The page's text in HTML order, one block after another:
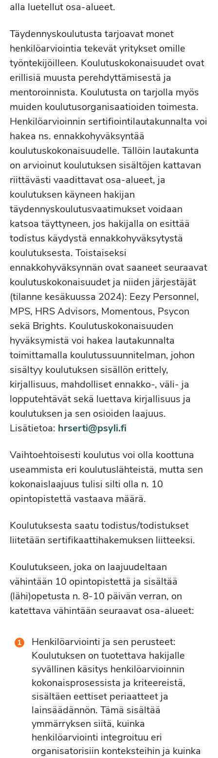
alla luetellut osa-alueet.
Täydennyskoulutusta tarjoavat monet
henkilöarviointia tekevät yritykset omille
työntekijöilleen. Koulutuskokonaisuudet ovat
erillisiä muusta perehdyttämisestä ja
mentoroinnista. Koulutusta on tarjolla myös
muiden koulutusorganisaatioiden toimesta.
Henkilöarvioinnin sertifiointilautakunnalta voi
hakea ns. ennakkohyväksyntää
koulutuskokonaisuudelle. Tällöin lautakunta
on arvioinut koulutuksen sisältöjen kattavan
riittävästi vaadittavat osa-alueet, ja
koulutuksen käyneen hakijan
täydennyskoulutusvaatimukset voidaan
katsoa täyttyneen, jos hakijalla on esittää
todistus käydystä ennakkohyväksytystä
koulutuksesta. Toistaiseksi
ennakkohyväksynnän ovat saaneet seuraavat
koulutuskokonaisuudet ja niiden järjestäjät
(tilanne kesäkuussa 2024): Eezy Personnel,
MPS, HRS Advisors, Momentous, Psycon
sekä Brights. Koulutuskokonaisuuden
hyväksymistä voi hakea lautakunnalta
toimittamalla koulutussuunnitelman, johon
sisältyy koulutuksen sisällön erittely,
kirjallisuus, mahdolliset ennakko-, väli- ja
lopputehtävät sekä luettava kirjallisuus ja
koulutuksen ja sen osioiden laajuus.
Lisätietoa: hrserti@psyli.fi
Vaihtoehtoisesti koulutus voi olla koottuna
useammista eri koulutuslähteistä, mutta sen
kokonaislaajuus tulisi silti olla n. 10
opintopistettä vastaava määrä.
Koulutuksesta saatu todistus/todistukset
liitetään sertifikaattihakemuksen liitteeksi.
Koulutukseen, joka on laajuudeltaan
vähintään 10 opintopistettä ja sisältää
(lähi)opetusta n. 8-10 päivän verran, on
katettava vähintään seuraavat osa-alueet:
Henkilöarviointi ja sen perusteet:
Koulutuksen on tuotettava hakijalle
syvällinen käsitys henkilöarvioinnin
kokonaisprosessista ja kriteereistä,
sisältäen eettiset periaatteet ja
lainsäädännön. Tämä sisältää
ymmärryksen siitä, kuinka
henkilöarviointi integroituu eri
organisatorisiin konteksteihin ja kuinka